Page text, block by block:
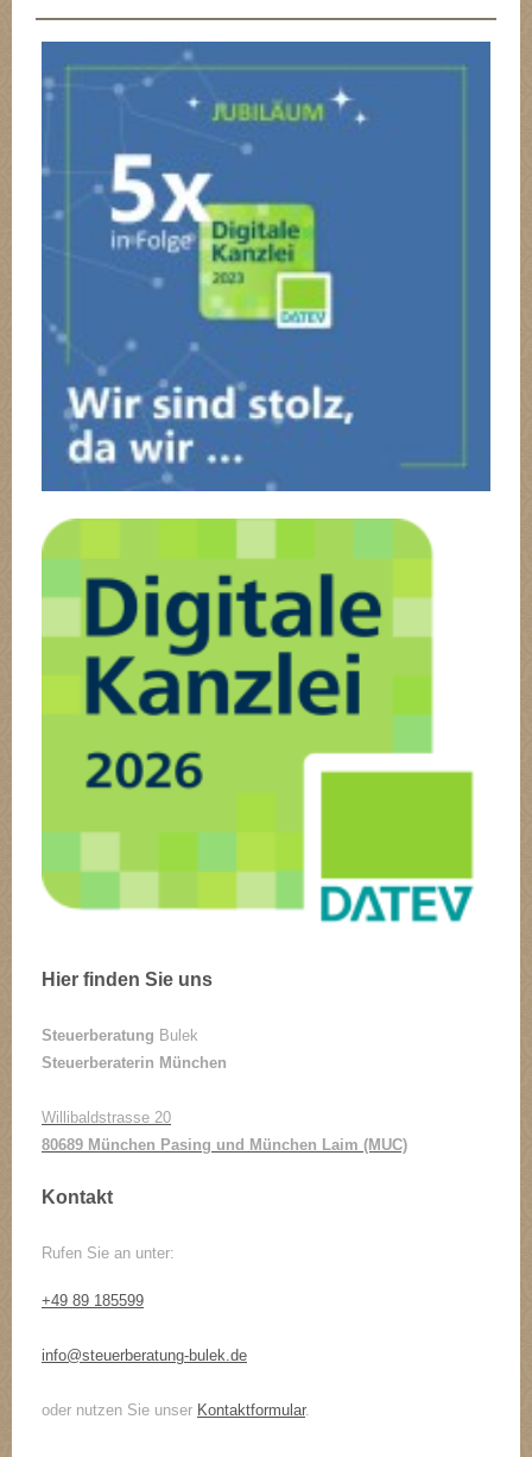
Hier finden Sie uns
Steuerberatung Bulek
Steuerberaterin München
Willibaldstrasse 20
80689 München Pasing und München Laim (MUC)
Kontakt
Rufen Sie an unter:
+49 89 185599
info@steuerberatung-bulek.de
oder nutzen Sie unser Kontaktformular.